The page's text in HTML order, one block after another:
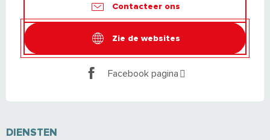
Contacteer ons
Zie de websites
Facebook pagina
DIENSTEN